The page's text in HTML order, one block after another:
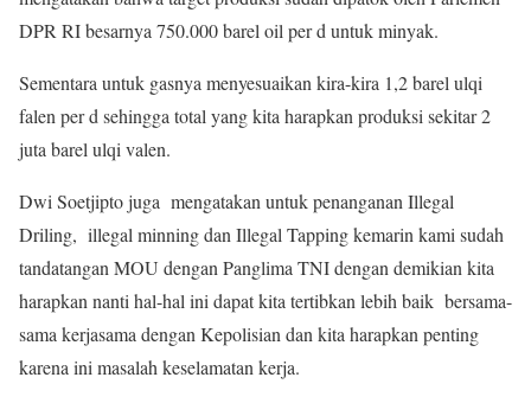
DPR RI besarnya 750.000 barel oil per d untuk minyak.
Sementara untuk gasnya menyesuaikan kira-kira 1,2 barel ulqi
falen per d sehingga total yang kita harapkan produksi sekitar 2
juta barel ulqi valen.
Dwi Soetjipto juga mengatakan untuk penanganan Illegal
Driling, illegal minning dan Illegal Tapping kemarin kami sudah
tandatangan MOU dengan Panglima TNI dengan demikian kita
harapkan nanti hal-hal ini dapat kita tertibkan lebih baik bersama-
sama kerjasama dengan Kepolisian dan kita harapkan penting
karena ini masalah keselamatan kerja.